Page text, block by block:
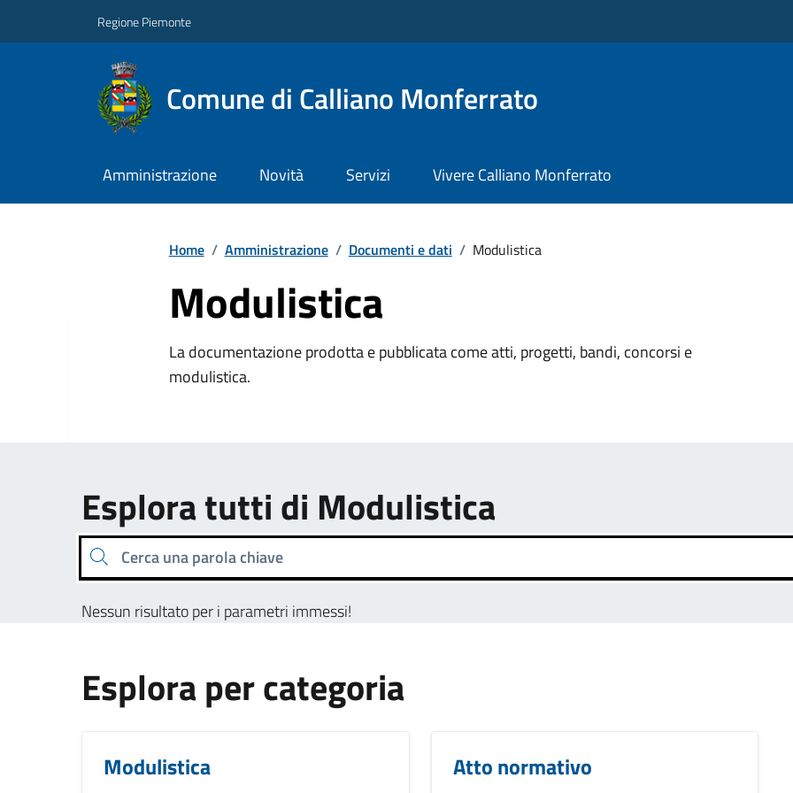
Regione Piemonte
Comune di Calliano Monferrato
Amministrazione Novità Servizi Vivere Calliano Monferrato
Home / Amministrazione / Documenti e dati / Modulistica
Modulistica
La documentazione prodotta e pubblicata come atti, progetti, bandi, concorsi e
modulistica.
Esplora tutti di Modulistica
Cerca una parola chiave
Nessun risultato per i parametri immessi!
Esplora per categoria
Modulistica Atto normativo